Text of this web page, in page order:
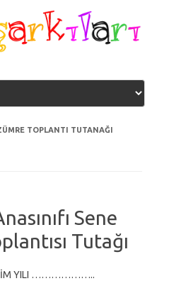
TOPLANTI TUTANAĞI
Sene
Tutağı
YILI ………………..